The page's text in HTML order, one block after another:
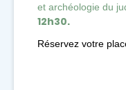
et archéologie du
12h30.
Réservez votre